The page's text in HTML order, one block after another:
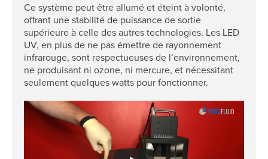
Ce système peut être allumé et éteint à volonté,
offrant une stabilité de puissance de sortie
supérieure à celle des autres technologies. Les LED
UV, en plus de ne pas émettre de rayonnement
infrarouge, sont respectueuses de l’environnement,
ne produisant ni ozone, ni mercure, et nécessitant
seulement quelques watts pour fonctionner.